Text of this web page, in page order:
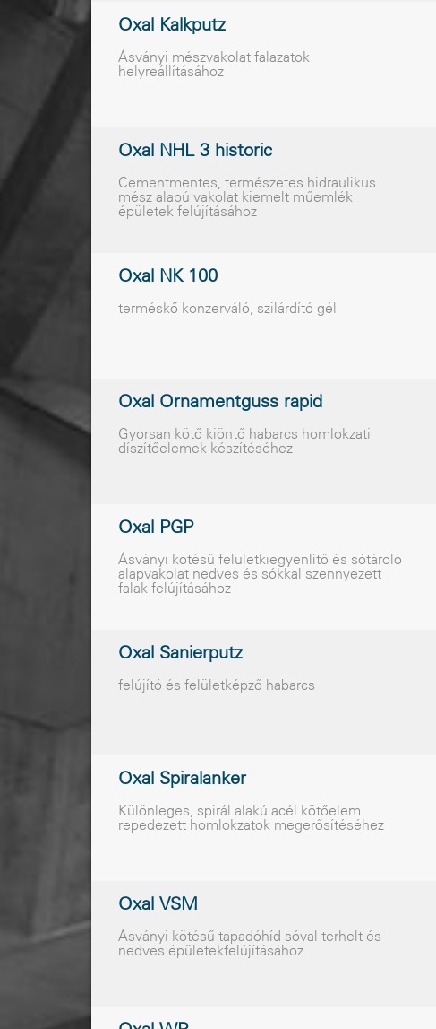
Oxal Kalkputz
Ásványi mészvakolat falazatok
helyreállításához
Oxal NHL 3 historic
Cementmentes, természetes hidraulikus
mész alapú vakolat kiemelt mûemlék
épületek felújításához
Oxal NK 100
terméskõ konzerváló, szilárdító gél
Oxal Ornamentguss rapid
Gyorsan kötõ kiöntõ habarcs homlokzati
díszítõelemek készítéséhez
Oxal PGP
Ásványi kötésû felületkiegyenlítõ és sótároló
alapvakolat nedves és sókkal szennyezett
falak felújításához
Oxal Sanierputz
felújító és felületképzõ habarcs
Oxal Spiralanker
Különleges, spirál alakú acél kötõelem
repedezett homlokzatok megerõsítéséhez
Oxal VSM
Ásványi kötésû tapadóhíd sóval terhelt és
nedves épületekfelújításához